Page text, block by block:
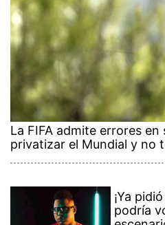
La FIFA admite errores
privatizar el Mundial y no
¡Ya
podría